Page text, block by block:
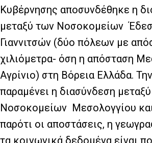
Κυβέρνησης αποσυνδέθηκε η
μεταξύ των Νοσοκομείων
Γιαννιτσών (δύο πόλεων με
χιλιόμετρα- όση η απόσταση
Αγρίνιο) στη Βόρεια Ελλάδα.
παραμένει η διασύνδεση
Νοσοκομείων Μεσολογγίου και
παρότι οι αποστάσεις, η
τα κοινωνικά δεδομένα είναι